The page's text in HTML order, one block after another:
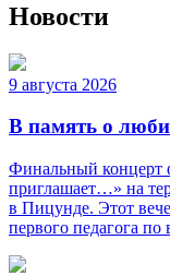
Новости
9 августа 2026
В память о
Финальный концерт
приглашает…» на
в Пицунде. Этот
первого педагога